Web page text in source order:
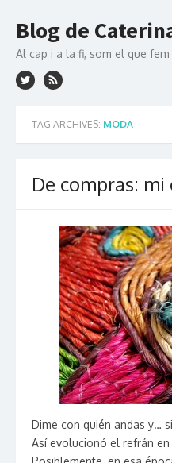
Blog de
Al cap i a la fi, som el que
TAG ARCHIVES: MODA
De compras:
Dime con quién andas y…
Así evolucionó el refrán